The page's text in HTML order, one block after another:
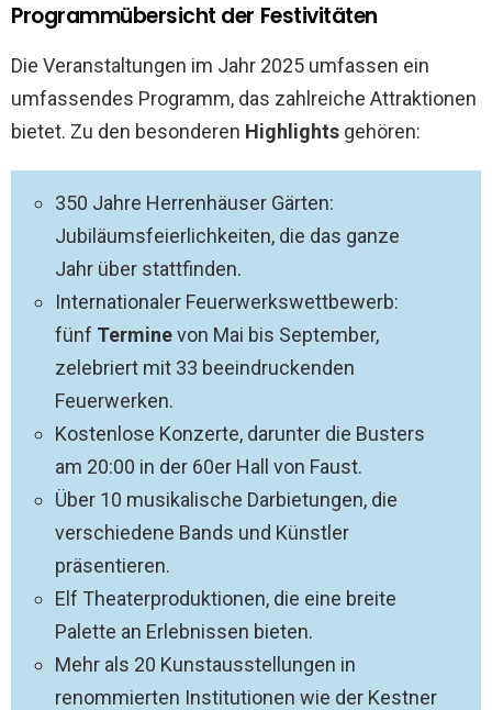
Programmübersicht der Festivitäten
Die Veranstaltungen im Jahr 2025 umfassen ein
umfassendes Programm, das zahlreiche Attraktionen
bietet. Zu den besonderen Highlights gehören:
350 Jahre Herrenhäuser Gärten:
Jubiläumsfeierlichkeiten, die das ganze
Jahr über stattfinden.
Internationaler Feuerwerkswettbewerb:
fünf Terminevon Mai bis September,
zelebriert mit 33 beeindruckenden
Feuerwerken.
Kostenlose Konzerte, darunter die Busters
am 20:00 in der 60er Hall von Faust.
Über 10 musikalische Darbietungen, die
verschiedene Bands und Künstler
präsentieren.
Elf Theaterproduktionen, die eine breite
Palette an Erlebnissen bieten.
Mehr als 20 Kunstausstellungen in
renommierten Institutionen wie der Kestner